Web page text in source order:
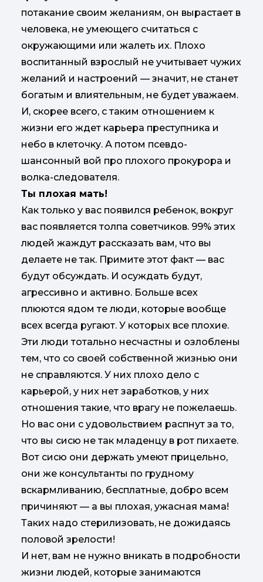
потакание своим желаниям, он вырастает в
человека, не умеющего считаться с
окружающими или жалеть их. Плохо
воспитанный взрослый не учитывает чужих
желаний и настроений — значит, не станет
богатым и влиятельным, не будет уважаем.
И, скорее всего, с таким отношением к
жизни его ждет карьера преступника и
небо в клеточку. А потом псевдо-
шансонный вой про плохого прокурора и
волка-следователя.
Ты плохая мать!
Как только у вас появился ребенок, вокруг
вас появляется толпа советчиков. 99% этих
людей жаждут рассказать вам, что вы
делаете не так. Примите этот факт — вас
будут обсуждать. И осуждать будут,
агрессивно и активно. Больше всех
плюются ядом те люди, которые вообще
всех всегда ругают. У которых все плохие.
Эти люди тотально несчастны и озлоблены
тем, что со своей собственной жизнью они
не справляются. У них плохо дело с
карьерой, у них нет заработков, у них
отношения такие, что врагу не пожелаешь.
Но вас они с удовольствием распнут за то,
что вы сисю не так младенцу в рот пихаете.
Вот сисю они держать умеют прицельно,
они же консультанты по грудному
вскармливанию, бесплатные, добро всем
причиняют — а вы плохая, ужасная мама!
Таких надо стерилизовать, не дожидаясь
половой зрелости!
И нет, вам не нужно вникать в подробности
жизни людей, которые занимаются